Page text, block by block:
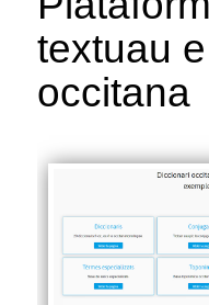
textuau
occitana